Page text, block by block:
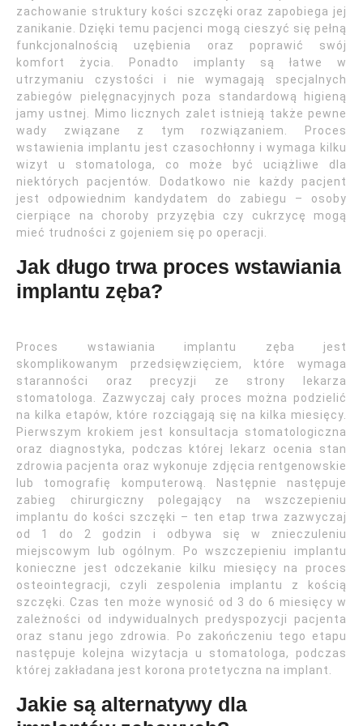
zachowanie struktury kości szczęki oraz zapobiega jej
zanikanie. Dzięki temu pacjenci mogą cieszyć się pełną
funkcjonalnością uzębienia oraz poprawić swój
komfort życia. Ponadto implanty są łatwe w
utrzymaniu czystości i nie wymagają specjalnych
zabiegów pielęgnacyjnych poza standardową higieną
jamy ustnej. Mimo licznych zalet istnieją także pewne
wady związane z tym rozwiązaniem. Proces
wstawienia implantu jest czasochłonny i wymaga kilku
wizyt u stomatologa, co może być uciążliwe dla
niektórych pacjentów. Dodatkowo nie każdy pacjent
jest odpowiednim kandydatem do zabiegu – osoby
cierpiące na choroby przyzębia czy cukrzycę mogą
mieć trudności z gojeniem się po operacji.
Jak długo trwa proces wstawiania
implantu zęba?
Proces wstawiania implantu zęba jest
skomplikowanym przedsięwzięciem, które wymaga
staranności oraz precyzji ze strony lekarza
stomatologa. Zazwyczaj cały proces można podzielić
na kilka etapów, które rozciągają się na kilka miesięcy.
Pierwszym krokiem jest konsultacja stomatologiczna
oraz diagnostyka, podczas której lekarz ocenia stan
zdrowia pacjenta oraz wykonuje zdjęcia rentgenowskie
lub tomografię komputerową. Następnie następuje
zabieg chirurgiczny polegający na wszczepieniu
implantu do kości szczęki – ten etap trwa zazwyczaj
od 1 do 2 godzin i odbywa się w znieczuleniu
miejscowym lub ogólnym. Po wszczepieniu implantu
konieczne jest odczekanie kilku miesięcy na proces
osteointegracji, czyli zespolenia implantu z kością
szczęki. Czas ten może wynosić od 3 do 6 miesięcy w
zależności od indywidualnych predyspozycji pacjenta
oraz stanu jego zdrowia. Po zakończeniu tego etapu
następuje kolejna wizytacja u stomatologa, podczas
której zakładana jest korona protetyczna na implant.
Jakie są alternatywy dla